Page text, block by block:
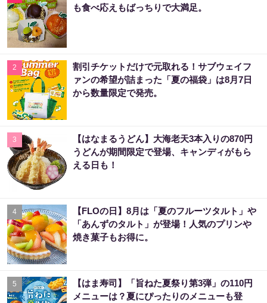
も食べ応えもばっちりで大満足。
2
割引チケットだけで元取れる！サブウェイフ
ァンの希望が詰まった「夏の福袋」は8月7日
から数量限定で発売。
3
【はなまるうどん】大海老天3本入りの870円
うどんが期間限定で登場、キャンディがもら
える日も！
4
【FLOの日】8月は「夏のフルーツタルト」や
「あんずのタルト」が登場！人気のプリンや
焼き菓子もお得に。
5
【はま寿司】「旨ねた夏祭り第3弾」の110円
メニューは？夏にぴったりのメニューも登